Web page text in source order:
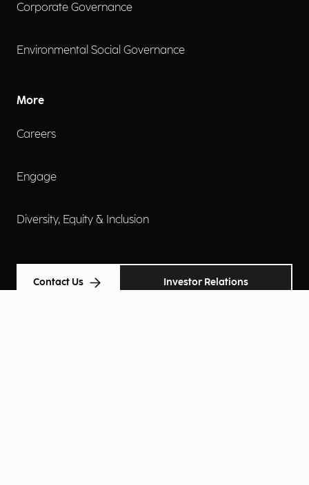
Corporate Governance
Environmental Social Governance
More
Careers
Engage
Diversity, Equity & Inclusion
Contact Us Investor Relations